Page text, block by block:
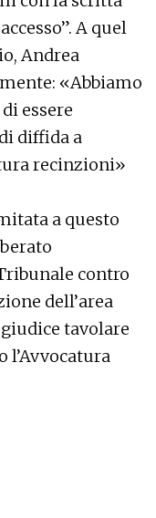
A quel
Andrea
«Abbiamo
essere
diffida a
recinzioni»
a questo
contro
dell’area
tavolare
l’Avvocatura